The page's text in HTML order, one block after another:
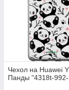
Чехол на Huawei
Панды "4318t-